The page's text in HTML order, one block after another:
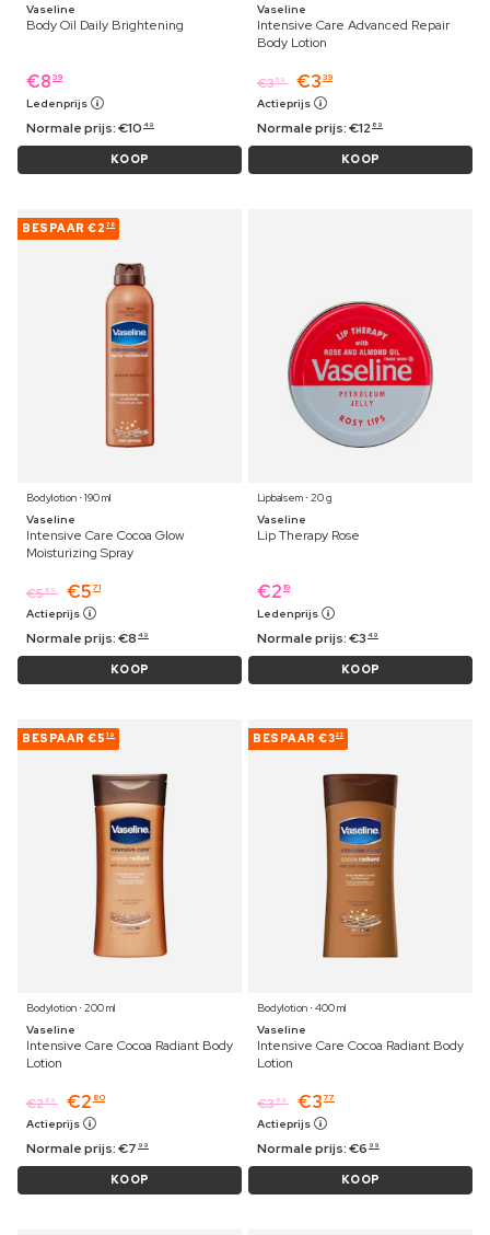
Vaseline
Body Oil Daily Brightening
€8 39
Ledenprijs
Normale prijs:€10 49
KOOP
Vaseline
Intensive Care Advanced Repair
Body Lotion
€359 €3 39
Actieprijs
Normale prijs:€12 89
KOOP
BESPAAR €2 78
Bodylotion ⋅ 190 ml
Vaseline
Intensive Care Cocoa Glow
Moisturizing Spray
€5 89 €5 71
Actieprijs
Normale prijs:€8 49
KOOP
Lipbalsem ⋅ 20 g
Vaseline
Lip Therapy Rose
€2 19
Ledenprijs
Normale prijs:€3 49
KOOP
BESPAAR €5 19
Bodylotion ⋅ 200 ml
Vaseline
Intensive Care Cocoa Radiant Body
Lotion
€2 89 €2 80
Actieprijs
Normale prijs:€7 99
KOOP
BESPAAR €322
Bodylotion ⋅ 400 ml
Vaseline
Intensive Care Cocoa Radiant Body
Lotion
€3 89 €3 77
Actieprijs
Normale prijs:€6 99
KOOP